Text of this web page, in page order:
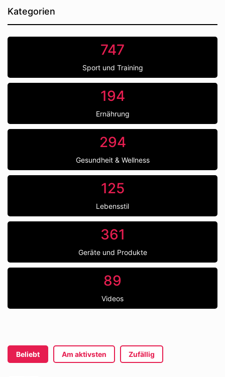
Kategorien
747
Sport und Training
194
Ernährung
294
Gesundheit & Wellness
125
Lebensstil
361
Geräte und Produkte
89
Videos
Beliebt Am aktivsten Zufällig